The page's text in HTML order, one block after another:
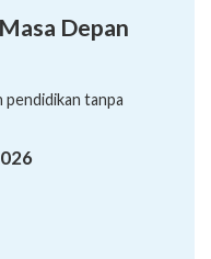
Depan
pendidikan tanpa